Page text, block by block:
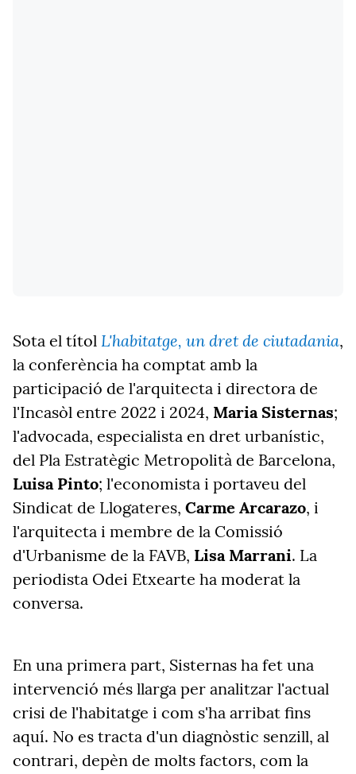
Sota el títol L'habitatge, un dret de ciutadania,
la conferència ha comptat amb la
participació de l'arquitecta i directora de
l'Incasòl entre 2022 i 2024, Maria Sisternas;
l'advocada, especialista en dret urbanístic,
del Pla Estratègic Metropolità de Barcelona,
Luisa Pinto; l'economista i portaveu del
Sindicat de Llogateres, Carme Arcarazo, i
l'arquitecta i membre de la Comissió
d'Urbanisme de la FAVB, Lisa Marrani. La
periodista Odei Etxearte ha moderat la
conversa.
En una primera part, Sisternas ha fet una
intervenció més llarga per analitzar l'actual
crisi de l'habitatge i com s'ha arribat fins
aquí. No es tracta d'un diagnòstic senzill, al
contrari, depèn de molts factors, com la